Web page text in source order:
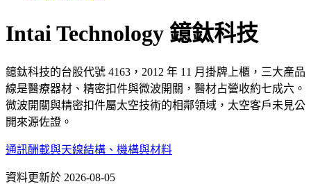
Intai Technology 鐿鈦科技
鐿鈦科技的台股代號 4163，2012 年 11 月掛牌上櫃，三大產品
線是醫療器材、精密扣件與微波開關，醫材占營收約七成六。
微波開關與精密扣件屬太空技術的相鄰領域，太空客戶未見公
開來源佐證。
通訊酬載與天線結構、機構與材料
資料更新於 2026-08-05